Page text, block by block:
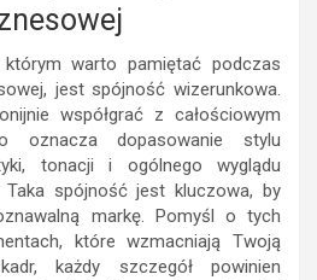
warto pamiętać podczas
jest spójność wizerunkowa.
współgrać z całościowym
oznacza dopasowanie stylu
tonacji i ogólnego wyglądu
Taka spójność jest kluczowa, by
markę. Pomyśl o tych
które wzmacniają Twoją
każdy szczegół powinien